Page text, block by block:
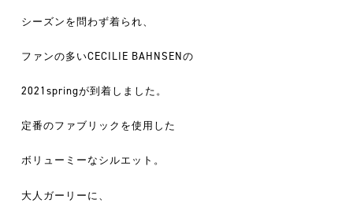
シーズンを問わず着られ、
ファンの多いCECILIE BAHNSENの
2021springが到着しました。
定番のファブリックを使用した
ボリューミーなシルエット。
大人ガーリーに、